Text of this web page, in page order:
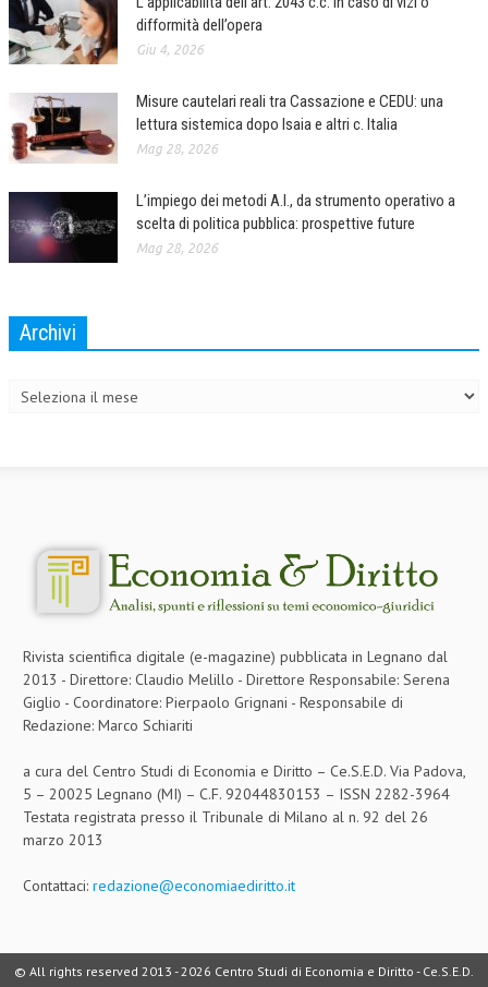
difformità dell’opera
Giu 4, 2026
Misure cautelari reali tra Cassazione e CEDU: una
lettura sistemica dopo Isaia e altri c. Italia
Mag 28, 2026
L’impiego dei metodi A.I., da strumento operativo a
scelta di politica pubblica: prospettive future
Mag 28, 2026
Archivi
Rivista scientifica digitale (e-magazine) pubblicata in Legnano dal
2013 - Direttore: Claudio Melillo - Direttore Responsabile: Serena
Giglio - Coordinatore: Pierpaolo Grignani - Responsabile di
Redazione: Marco Schiariti
a cura del Centro Studi di Economia e Diritto – Ce.S.E.D. Via Padova,
5 – 20025 Legnano (MI) – C.F. 92044830153 – ISSN 2282-3964
Testata registrata presso il Tribunale di Milano al n. 92 del 26
marzo 2013
Contattaci: redazione@economiaediritto.it
© All rights reserved 2013 -2026 Centro Studi di Economia e Diritto - Ce.S.E.D.